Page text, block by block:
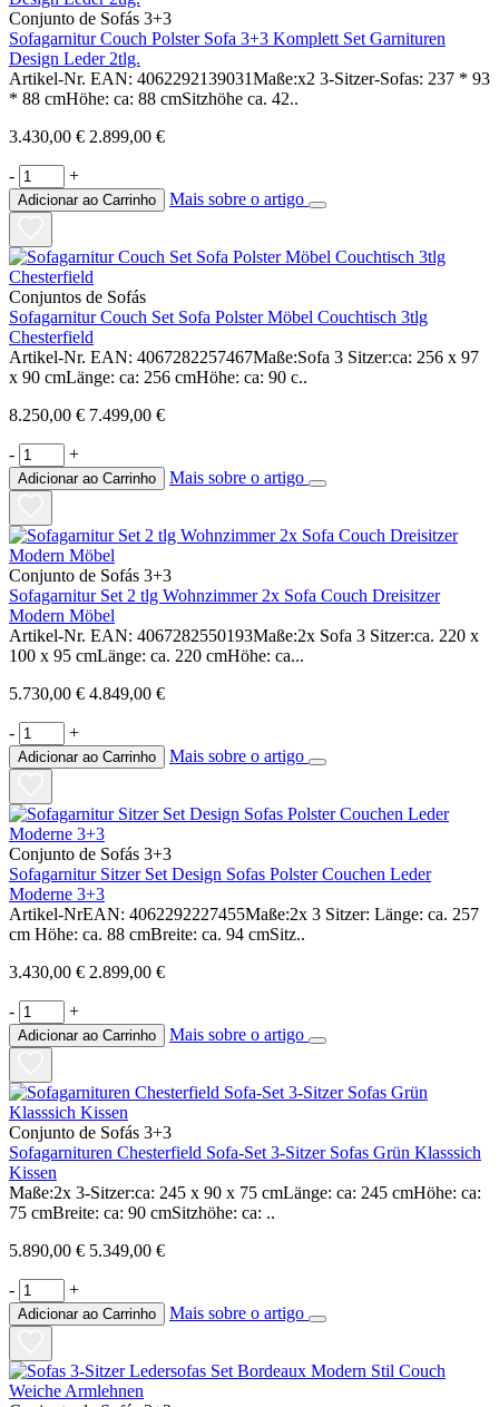
Conjunto de Sofás 3+3
Sofagarnitur Couch Polster Sofa 3+3 Komplett Set Garnituren
Design Leder 2tlg.
Artikel-Nr. EAN: 4062292139031Maße:x2 3-Sitzer-Sofas: 237 * 93
* 88 cmHöhe: ca: 88 cmSitzhöhe ca. 42..
3.430,00 € 2.899,00 €
- +
Adicionar ao Carrinho Mais sobre o artigo
Conjuntos de Sofás
Sofagarnitur Couch Set Sofa Polster Möbel Couchtisch 3tlg
Chesterfield
Artikel-Nr. EAN: 4067282257467Maße:Sofa 3 Sitzer:ca: 256 x 97
x 90 cmLänge: ca: 256 cmHöhe: ca: 90 c..
8.250,00 € 7.499,00 €
- +
Adicionar ao Carrinho Mais sobre o artigo
Conjunto de Sofás 3+3
Sofagarnitur Set 2 tlg Wohnzimmer 2x Sofa Couch Dreisitzer
Modern Möbel
Artikel-Nr. EAN: 4067282550193Maße:2x Sofa 3 Sitzer:ca. 220 x
100 x 95 cmLänge: ca. 220 cmHöhe: ca...
5.730,00 € 4.849,00 €
- +
Adicionar ao Carrinho Mais sobre o artigo
Conjunto de Sofás 3+3
Sofagarnitur Sitzer Set Design Sofas Polster Couchen Leder
Moderne 3+3
Artikel-NrEAN: 4062292227455Maße:2x 3 Sitzer: Länge: ca. 257
cm Höhe: ca. 88 cmBreite: ca. 94 cmSitz..
3.430,00 € 2.899,00 €
- +
Adicionar ao Carrinho Mais sobre o artigo
Conjunto de Sofás 3+3
Sofagarnituren Chesterfield Sofa-Set 3-Sitzer Sofas Grün Klasssich
Kissen
Maße:2x 3-Sitzer:ca: 245 x 90 x 75 cmLänge: ca: 245 cmHöhe: ca:
75 cmBreite: ca: 90 cmSitzhöhe: ca: ..
5.890,00 € 5.349,00 €
- +
Adicionar ao Carrinho Mais sobre o artigo